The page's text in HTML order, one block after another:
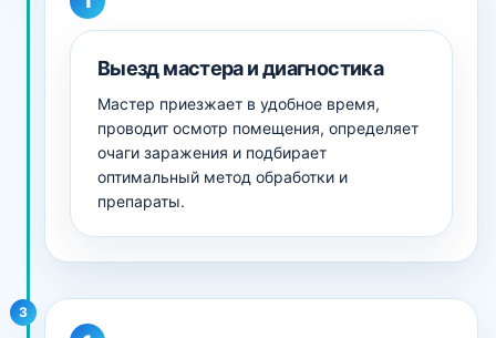
Выезд мастера и диагностика
Мастер приезжает в удобное время,
проводит осмотр помещения, определяет
очаги заражения и подбирает
оптимальный метод обработки и
препараты.
3